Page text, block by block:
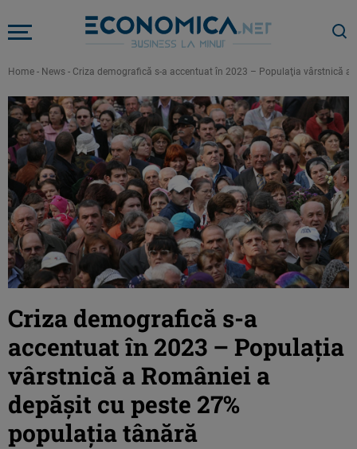
Home - News - Criza demografică s-a accentuat în 2023 – Populaţia vârstnică a
Criza demografică s-a
accentuat în 2023 – Populaţia
vârstnică a României a
depăşit cu peste 27%
populaţia tânără